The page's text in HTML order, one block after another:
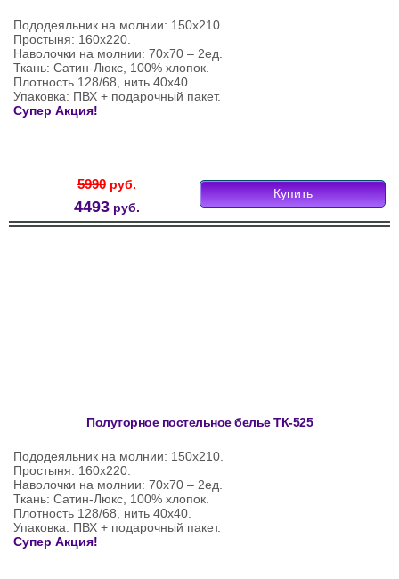
Пододеяльник на молнии: 150х210.
Простыня: 160х220.
Наволочки на молнии: 70х70 – 2ед.
Ткань: Сатин-Люкс, 100% хлопок.
Плотность 128/68, нить 40х40.
Упаковка: ПВХ + подарочный пакет.
Супер Акция!
5990руб.
4493руб.
Купить
Полуторное постельное белье ТК-525
Пододеяльник на молнии: 150х210.
Простыня: 160х220.
Наволочки на молнии: 70х70 – 2ед.
Ткань: Сатин-Люкс, 100% хлопок.
Плотность 128/68, нить 40х40.
Упаковка: ПВХ + подарочный пакет.
Супер Акция!